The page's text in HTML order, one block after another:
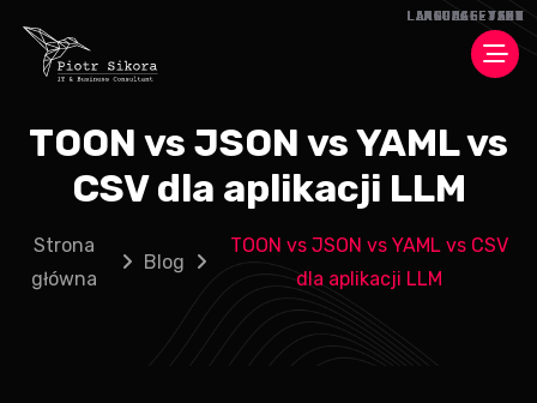
TOON vs JSON vs YAML vs
CSV dla aplikacji LLM
Strona
główna
Blog
TOON vs JSON vs YAML vs CSV
dla aplikacji LLM